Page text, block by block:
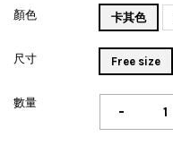
顏色 卡其色
尺寸 Free size
數量 -